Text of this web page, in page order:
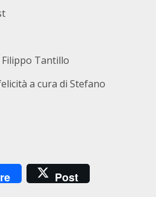
Tantillo
a cura di Stefano
Post